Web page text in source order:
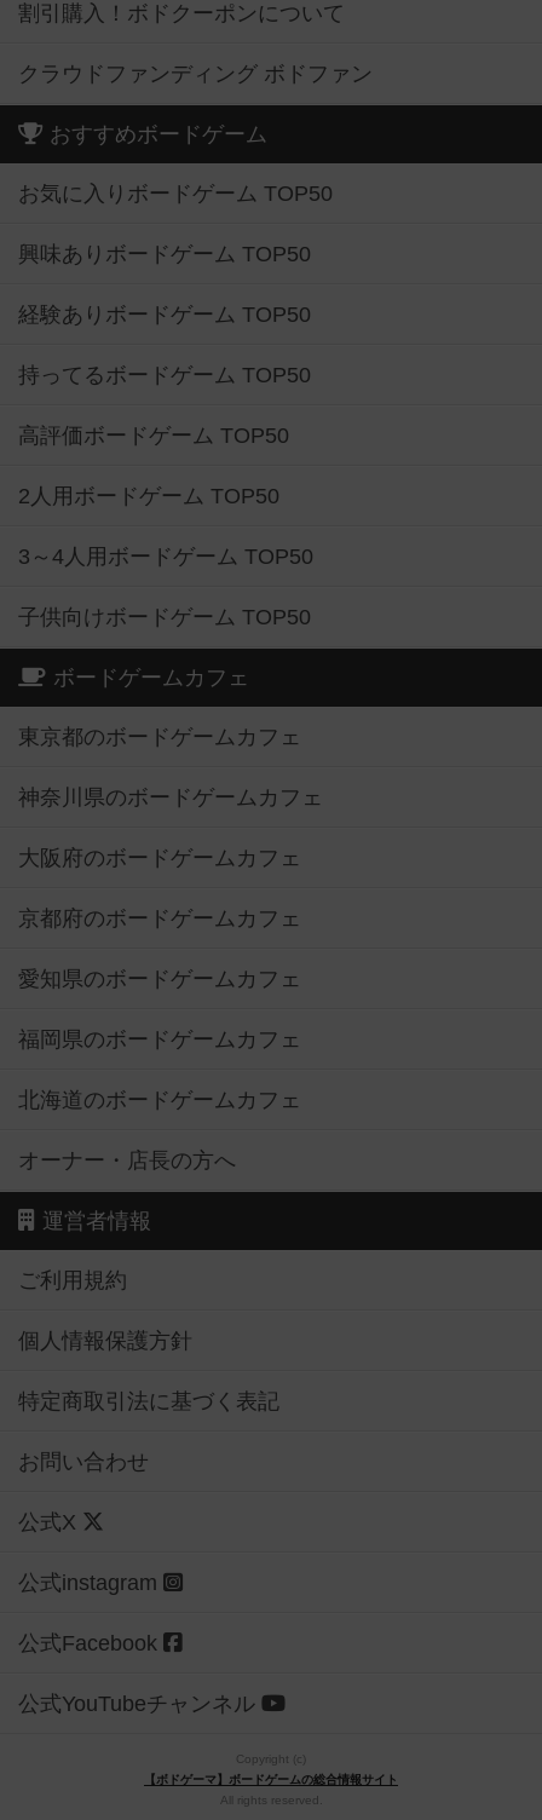
割引購入！ボドクーポンについて
クラウドファンディング ボドファン
おすすめボードゲーム
お気に入りボードゲーム TOP50
興味ありボードゲーム TOP50
経験ありボードゲーム TOP50
持ってるボードゲーム TOP50
高評価ボードゲーム TOP50
2人用ボードゲーム TOP50
3～4人用ボードゲーム TOP50
子供向けボードゲーム TOP50
ボードゲームカフェ
東京都のボードゲームカフェ
神奈川県のボードゲームカフェ
大阪府のボードゲームカフェ
京都府のボードゲームカフェ
愛知県のボードゲームカフェ
福岡県のボードゲームカフェ
北海道のボードゲームカフェ
オーナー・店長の方へ
運営者情報
ご利用規約
個人情報保護方針
特定商取引法に基づく表記
お問い合わせ
公式X
公式instagram
公式Facebook
公式YouTubeチャンネル
Copyright (c)
【ボドゲーマ】ボードゲームの総合情報サイト
All rights reserved.